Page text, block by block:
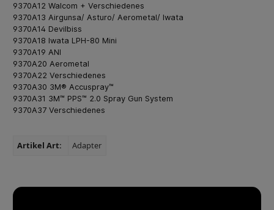
9370A12 Walcom + Verschiedenes
9370A13 Airgunsa/ Asturo/ Aerometal/ Iwata
9370A14 Devilbiss
9370A18 Iwata LPH-80 Mini
9370A19 ANI
9370A20 Aerometal
9370A22 Verschiedenes
9370A30 3M® Accuspray™
9370A31 3M™ PPS™ 2.0 Spray Gun System
9370A37 Verschiedenes
Artikel Art: Adapter